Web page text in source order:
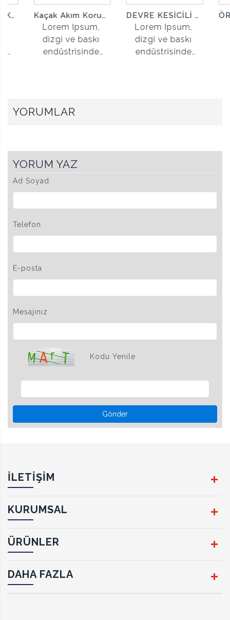
ENTER TUŞANA BASINIZ
Kaçak Akım Korumalı Kompakt Şalter Yardımcı Kontak
Lorem Ipsum,
dizgi ve baskı
endüstrisinde
DEVRE KESİCİLİ OTOMATİK TRANSFER ŞALTERİ
Lorem Ipsum,
dizgi ve baskı
endüstrisinde
YORUMLAR
YORUM YAZ
Ad Soyad
Telefon
E-posta
Mesajınız
Kodu Yenile
Gönder
İLETİŞİM
KURUMSAL
ÜRÜNLER
DAHA FAZLA